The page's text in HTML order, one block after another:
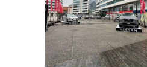
VER NOTA